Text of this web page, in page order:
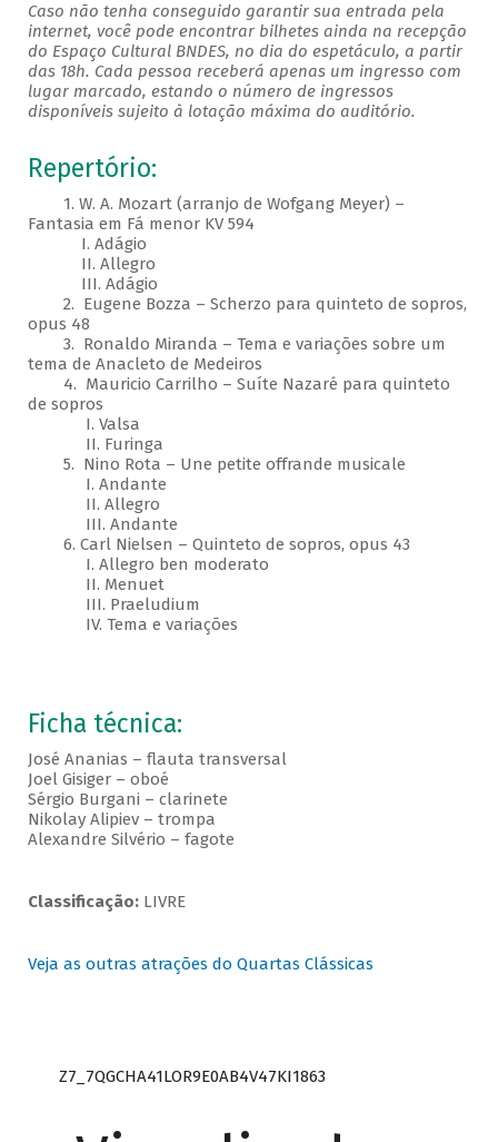
Caso não tenha conseguido garantir sua entrada pela
internet, você pode encontrar bilhetes ainda na recepção
do Espaço Cultural BNDES, no dia do espetáculo, a partir
das 18h. Cada pessoa receberá apenas um ingresso com
lugar marcado, estando o número de ingressos
disponíveis sujeito à lotação máxima do auditório.
Repertório:
1. W. A. Mozart (arranjo de Wofgang Meyer) –
Fantasia em Fá menor KV 594
I. Adágio
II. Allegro
III. Adágio
2. Eugene Bozza – Scherzo para quinteto de sopros,
opus 48
3. Ronaldo Miranda – Tema e variações sobre um
tema de Anacleto de Medeiros
4. Mauricio Carrilho – Suíte Nazaré para quinteto
de sopros
I. Valsa
II. Furinga
5. Nino Rota – Une petite offrande musicale
I. Andante
II. Allegro
III. Andante
6. Carl Nielsen – Quinteto de sopros, opus 43
I. Allegro ben moderato
II. Menuet
III. Praeludium
IV. Tema e variações
Ficha técnica:
José Ananias – flauta transversal
Joel Gisiger – oboé
Sérgio Burgani – clarinete
Nikolay Alipiev – trompa
Alexandre Silvério – fagote
Classificação:LIVRE
Veja as outras atrações do Quartas Clássicas
Z7_7QGCHA41LOR9E0AB4V47KI1863